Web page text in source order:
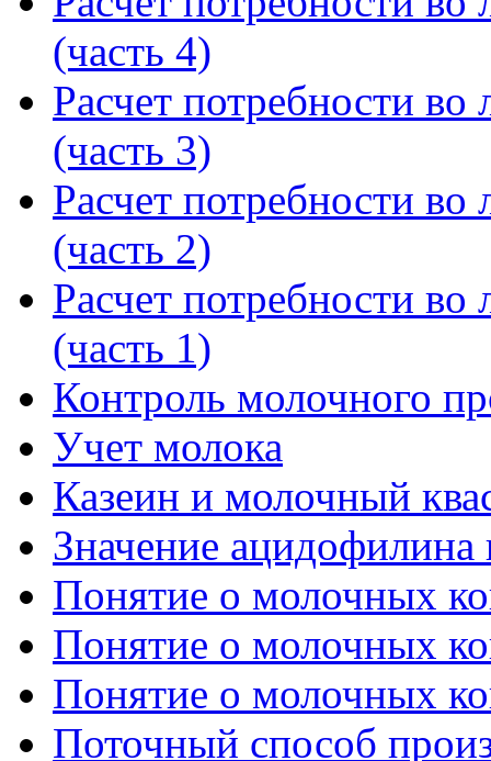
(часть 4)
Расчет потребности во
(часть 3)
Расчет потребности во
(часть 2)
Расчет потребности во
(часть 1)
Контроль молочного
Учет молока
Казеин и молочный
Значение ацидофилина
Понятие о молочных
Понятие о молочных
Понятие о молочных
Поточный способ